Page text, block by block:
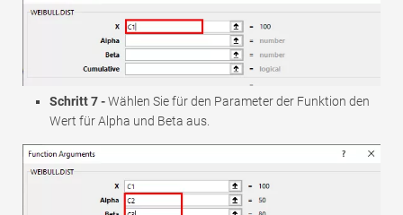
Schritt 7 -Wählen Sie für den Parameter der Funktion den
Wert für Alpha und Beta aus.